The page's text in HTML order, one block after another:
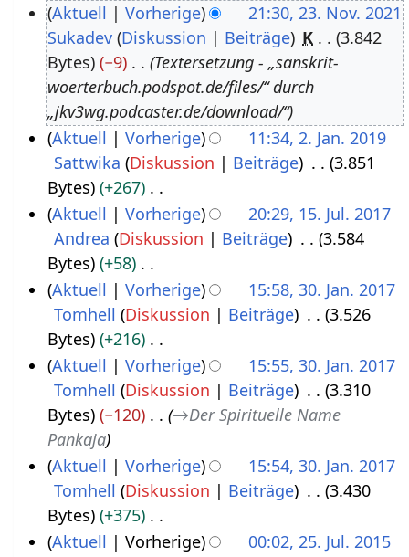
u
2o
m
2
Aktuell Vorherige
21:30, 23. Nov. 2021
Sukadev Diskussion Beiträge K
3.842
Bytes
−9
Textersetzung - „sanskrit-
woerterbuch.podspot.de/files/“ durch
„jkv3wg.podcaster.de/download/“
J
u
2
Aktuell Vorherige
11:34, 2. Jan. 2019
Sattwika Diskussion Beiträge
3.851
Bytes
+267
K
i
n
e
B
e
a
r
b
e
i
t
u
1
Aktuell Vorherige
20:29, 15. Jul. 2017
Andrea Diskussion Beiträge
3.584
Bytes
+58
K
e
i
n
e
B
e
a
b
e
u
2
Aktuell Vorherige
15:58, 30. Jan. 2017
Tomhell Diskussion Beiträge
3.526
Bytes
+216
K
e
i
n
e
B
e
a
Aktuell Vorherige
15:55, 30. Jan. 2017
Tomhell Diskussion Beiträge
3.310
Bytes
−120 →Der Spirituelle Name
Pankaja
Aktuell
Vorherige
15:54, 30. Jan. 2017
Tomhell Diskussion Beiträge
3.430
Bytes
+375
KAktuell Vorherige
00:02, 25. Jul. 2015